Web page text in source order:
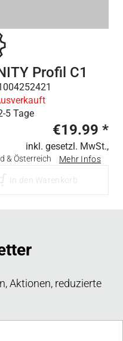
Profil C1
5 Tage
€19.99 *
inkl. gesetzl. MwSt.,
& Österreich Mehr Infos
Aktionen, reduzierte